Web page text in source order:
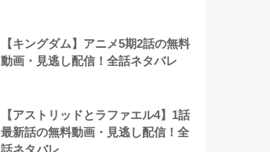
【キングダム】アニメ5期2話の無料
動画・見逃し配信！全話ネタバレ
【アストリッドとラファエル4】1話
最新話の無料動画・見逃し配信！全